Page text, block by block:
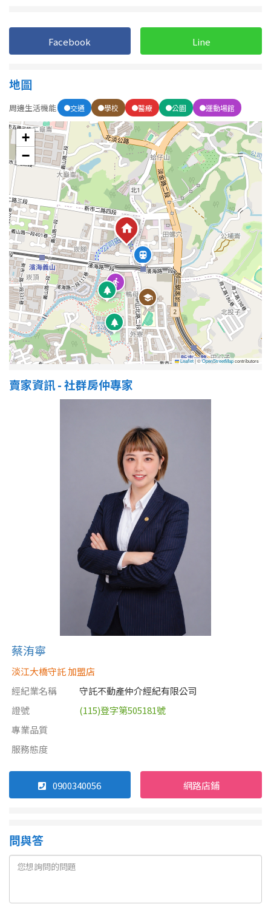
台中市
雲林縣
嘉義市
嘉義縣
台南市
高雄市
澎湖縣
屏東縣
台東縣
花蓮縣
金門連江
坪數
不拘
20坪以下
20~30 坪 30~40 坪
40~50 坪 50~60 坪
60~70 坪 70~80 坪
80坪以上
~ 坪
樓層
不拘
地下室
1樓 2樓
4樓
~
1房
3房
5房以上
屋齡
不拘
5 年以下
5-10 年
40 年以上
售價
Facebook Line
地圖
周邊生活機能 交通 學校 醫療 公園 運動場館
+
−
Leaflet|©OpenStreetMapcontributors
賣家資訊 - 社群房仲專家
蔡洧寧
淡江大橋守託 加盟店
經紀業名稱
守託不動產仲介經紀有限公司
證號
(115)登字第505181號
專業品質
服務態度
0900340056 網路店鋪
問與答